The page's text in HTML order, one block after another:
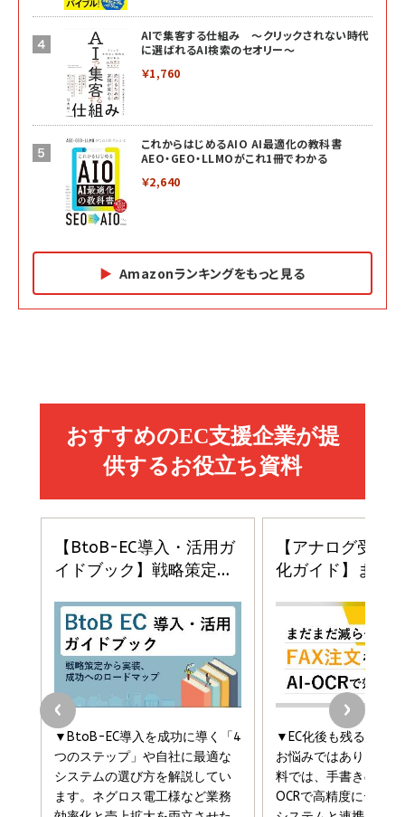
AIで集客する仕組み ～クリックされない時代
に選ばれるAI検索のセオリー～
￥1,760
これからはじめるAIO AI最適化の教科書
AEO・GEO・LLMOがこれ1冊でわかる
￥2,640
Amazonランキングをもっと見る
副業
￥1,870
小さな会社は戦略が9割
ドリルを売るには穴を売れ
￥1,815
Brand Shift(ブランド・シフト): 「信頼」で選ばれ
る時代の成長戦略
￥2,420
マーケティングの真実 P&G・グリコで学んだ失敗
と成長の法則
￥2,200
Amazonランキングをもっと見る
カラダ2026／宮舘涼太]
￥880
anan(アンアン)2026/06/24号 No.2500増刊
スペシャルエディション[王道エンタメの矜持／
￥1,100
anan(アンアン)2026/07/08号 No.2502[2026
年後半、あなたの恋と運命／山田涼介]
￥880
ママ投資家が育休中に１億貯めた株式投資
￥1,870
組織の成果を最大化する ルールのデザイン
￥1,980
Amazonランキングをもっと見る
イシューからはじめよ［改訂版］――知的生産の「シンプ
ルな本質」
￥2,200
経営メモ 16年の起業家人生で得た知見
￥2,750
影響力の武器［新版］：人を動かす七つの原理
￥3,190
フィードバック経営 「沈黙の組織」から「高め合う
組織」へ
Amazonランキングをもっと見る